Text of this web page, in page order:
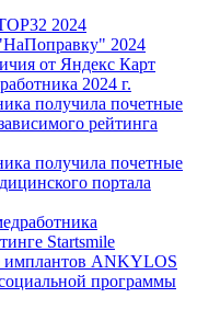
2024
2024
от Яндекс Карт
2024 г.
получила почетные
рейтинга
получила почетные
портала
Startsmile
имплантов ANKYLOS
программы